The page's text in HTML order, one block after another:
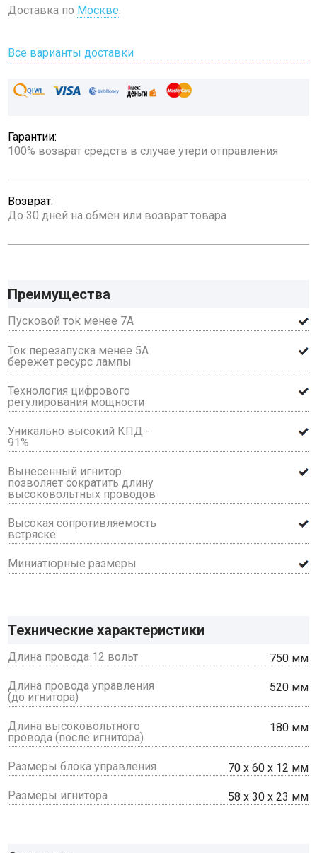
Доставка по Москве:
Все варианты доставки
Гарантии:
100% возврат средств в случае утери отправления
Возврат:
До 30 дней на обмен или возврат товара
Преимущества
Пусковой ток менее 7А
Ток перезапуска менее 5А
бережет ресурс лампы
Технология цифрового
регулирования мощности
Уникально высокий КПД -
91%
Вынесенный игнитор
позволяет сократить длину
высоковольтных проводов
Высокая сопротивляемость
встряске
Миниатюрные размеры
Технические характеристики
Длина провода 12 вольт 750 мм
Длина провода управления
(до игнитора)
520 мм
Длина высоковольтного
провода (после игнитора)
180 мм
Размеры блока управления 70 х 60 х 12 мм
Размеры игнитора 58 х 30 х 23 мм